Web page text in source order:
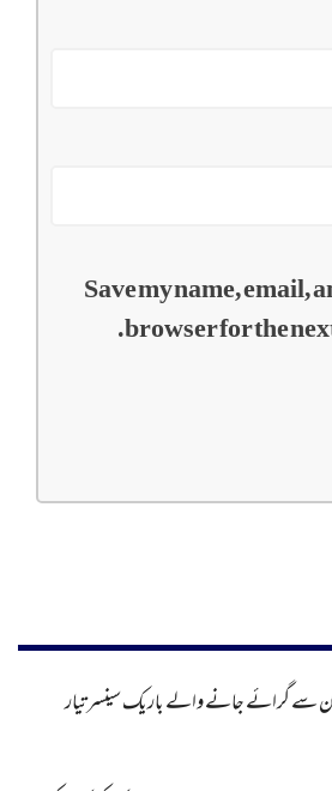
Save my name, email,
browser for the
سے گرائے جانے والے باریک سینسر تیار